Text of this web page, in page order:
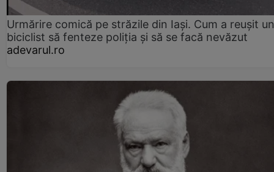
Urmărire comică pe străzile din Iași. Cum a reușit un
biciclist să fenteze poliția și să se facă nevăzut
adevarul.ro